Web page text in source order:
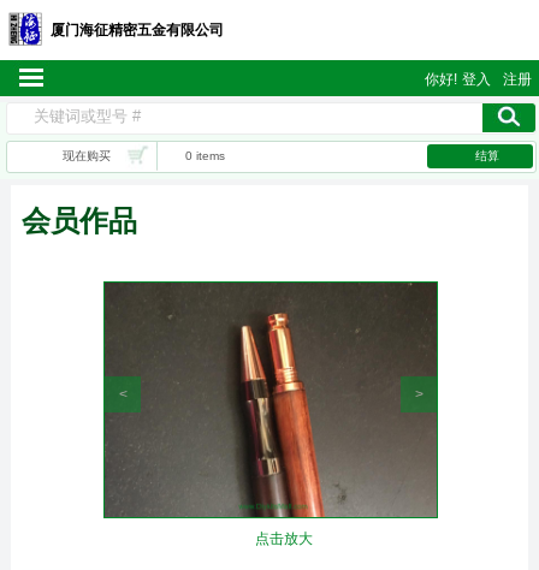
厦门海征精密五金有限公司
你好! 登入 注册
现在购买 0 items 结算
会员作品
>
<
点击放大